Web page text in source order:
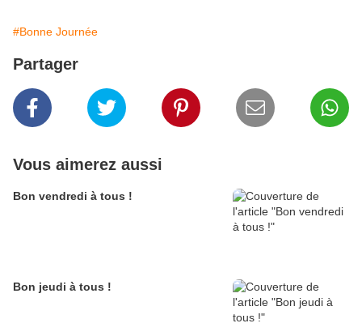
#Bonne Journée
Partager
Vous aimerez aussi
Bon vendredi à tous !
Bon jeudi à tous !